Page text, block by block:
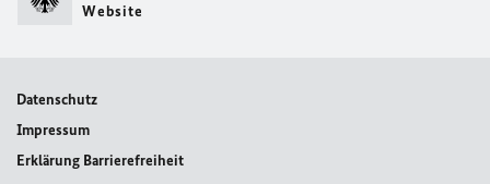
Website
Datenschutz
Impressum
Erklärung Barrierefreiheit